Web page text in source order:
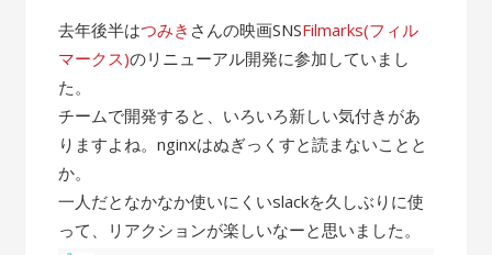
去年後半はつみき さんの映画SNSFilmarks(フィル
マークス)のリニューアル開発に参加していまし
た。
チームで開発すると、いろいろ新しい気付きがあ
りますよね。nginxはぬぎっくすと読まないことと
か。
一人だとなかなか使いにくいslackを久しぶりに使
って、リアクションが楽しいなーと思いました。